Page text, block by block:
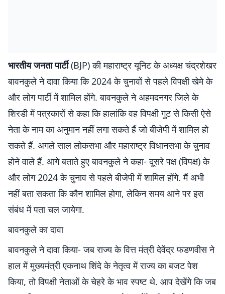
भारतीय जनता पार्टी(BJP) की महाराष्ट्र यूनिट के अध्यक्ष चंद्रशेखर
बावनकुले ने दावा किया कि 2024 के चुनावों से पहले विपक्षी खेमे के
और लोग पार्टी में शामिल होंगे. बावनकुले ने अहमदनगर जिले के
शिरडी में पत्रकारों से कहा कि हालांकि वह विपक्षी गुट से किसी ऐसे
नेता के नाम का अनुमान नहीं लगा सकते हैं जो बीजेपी में शामिल हो
सकते हैं. अगले साल लोकसभा और महाराष्ट्र विधानसभा के चुनाव
होने वाले हैं. आगे बताते हुए बावनकुले ने कहा- दूसरे पक्ष (विपक्ष) के
और लोग 2024 के चुनाव से पहले बीजेपी में शामिल होंगे. मैं अभी
नहीं बता सकता कि कौन शामिल होगा, लेकिन समय आने पर इस
संबंध में पता चल जायेगा.
बावनकुले का दावा
बावनकुले ने दावा किया- जब राज्य के वित्त मंत्री देवेंद्र फडणवीस ने
हाल में मुख्यमंत्री एकनाथ शिंदे के नेतृत्व में राज्य का बजट पेश
किया, तो विपक्षी नेताओं के चेहरे के भाव स्पष्ट थे. आप देखेंगे कि जब